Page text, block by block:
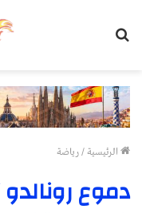
الرئيسية/رياضة
دموع